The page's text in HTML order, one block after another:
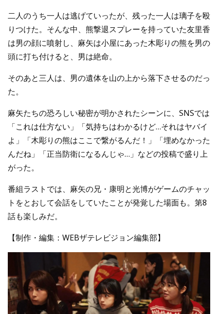
二人のうち一人は逃げていったが、残った一人は璃子を殴
りつけた。そんな中、熊撃退スプレーを持っていた友里香
は男の顔に噴射し、麻矢は小屋にあった木彫りの熊を男の
頭に打ち付けると、男は絶命。
そのあと三人は、男の遺体を山の上から落下させるのだっ
た。
麻矢たちの恐ろしい秘密が明かされたシーンに、SNSでは
「これは仕方ない」「気持ちはわかるけど…それはヤバイ
よ」「木彫りの熊はここで繋がるんだ！」「埋めなかった
んだね」「正当防衛になるんじゃ…」などの投稿で盛り上
がった。
番組ラストでは、麻矢の兄・康明と光博がゲームのチャッ
トをとおして会話をしていたことが発覚した場面も。第8
話も楽しみだ。
【制作・編集：WEBザテレビジョン編集部】